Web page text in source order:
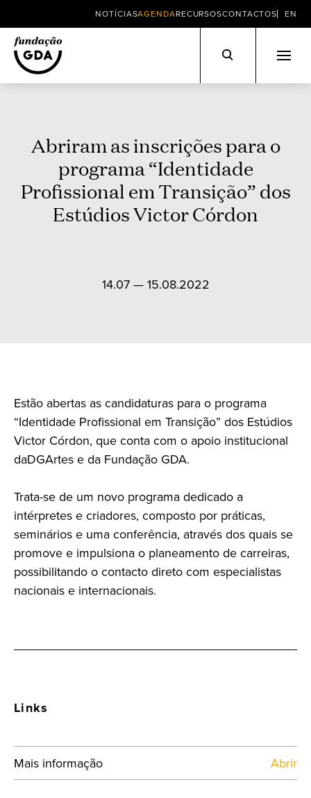
NOTÍCIASAGENDARECURSOSCONTACTOS EN
Abriram as inscrições para o
programa “Identidade
Profissional em Transição” dos
Estúdios Victor Córdon
14.07 — 15.08.2022
Estão abertas as candidaturas para o programa
“Identidade Profissional em Transição” dos Estúdios
Victor Córdon, que conta com o apoio institucional
daDGArtes e da Fundação GDA.
Trata-se de um novo programa dedicado a
intérpretes e criadores, composto por práticas,
seminários e uma conferência, através dos quais se
promove e impulsiona o planeamento de carreiras,
possibilitando o contacto direto com especialistas
nacionais e internacionais.
Links
Mais informação Abrir